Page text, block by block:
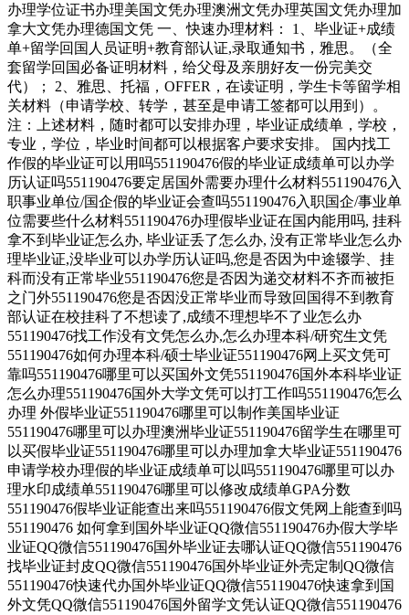
办理学位证书办理美国文凭办理澳洲文凭办理英国文凭办理加
拿大文凭办理德国文凭 一、快速办理材料： 1、毕业证+成绩
单+留学回国人员证明+教育部认证,录取通知书，雅思。（全
套留学回国必备证明材料，给父母及亲朋好友一份完美交
代）； 2、雅思、托福，OFFER，在读证明，学生卡等留学相
关材料（申请学校、转学，甚至是申请工签都可以用到）。
注：上述材料，随时都可以安排办理，毕业证成绩单，学校，
专业，学位，毕业时间都可以根据客户要求安排。 国内找工
作假的毕业证可以用吗551190476假的毕业证成绩单可以办学
历认证吗551190476要定居国外需要办理什么材料551190476入
职事业单位/国企假的毕业证会查吗551190476入职国企/事业单
位需要些什么材料551190476办理假毕业证在国内能用吗, 挂科
拿不到毕业证怎么办, 毕业证丢了怎么办, 没有正常毕业怎么办
理毕业证,没毕业可以办学历认证吗,您是否因为中途辍学、挂
科而没有正常毕业551190476您是否因为递交材料不齐而被拒
之门外551190476您是否因没正常毕业而导致回国得不到教育
部认证在校挂科了不想读了,成绩不理想毕不了业怎么办
551190476找工作没有文凭怎么办,怎么办理本科/研究生文凭
551190476如何办理本科/硕士毕业证551190476网上买文凭可
靠吗551190476哪里可以买国外文凭551190476国外本科毕业证
怎么办理551190476国外大学文凭可以打工作吗551190476怎么
办理 外假毕业证551190476哪里可以制作美国毕业证
551190476哪里可以办理澳洲毕业证551190476留学生在哪里可
以买假毕业证551190476哪里可以办理加拿大毕业证551190476
申请学校办理假的毕业证成绩单可以吗551190476哪里可以办
理水印成绩单551190476哪里可以修改成绩单GPA分数
551190476假毕业证能查出来吗551190476假文凭网上能查到吗
551190476 如何拿到国外毕业证QQ微信551190476办假大学毕
业证QQ微信551190476国外毕业证去哪认证QQ微信551190476
找毕业证封皮QQ微信551190476国外毕业证外壳定制QQ微信
551190476快速代办国外毕业证QQ微信551190476快速拿到国
外文凭QQ微信551190476国外留学文凭认证QQ微信551190476